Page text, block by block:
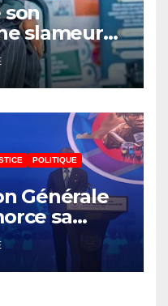
son
slameur
Bernard
solidarité
études
POLITIQUE
Générale
sa
pour
des